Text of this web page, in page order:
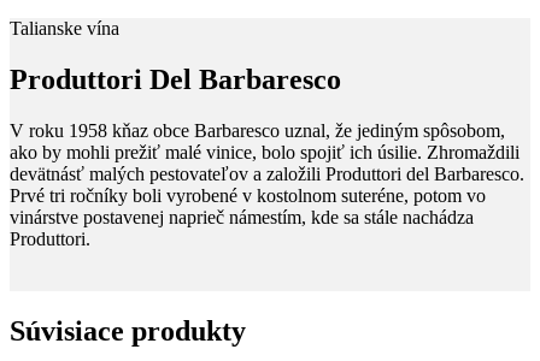
Talianske vína
Produttori Del Barbaresco
V roku 1958 kňaz obce Barbaresco uznal, že jediným spôsobom,
ako by mohli prežiť malé vinice, bolo spojiť ich úsilie. Zhromaždili
devätnásť malých pestovateľov a založili Produttori del Barbaresco.
Prvé tri ročníky boli vyrobené v kostolnom suteréne, potom vo
vinárstve postavenej naprieč námestím, kde sa stále nachádza
Produttori.
Súvisiace produkty